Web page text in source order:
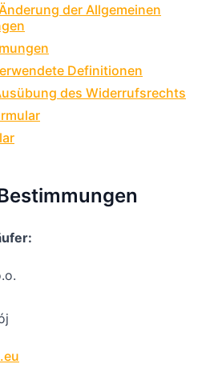
der Allgemeinen
Definitionen
des Widerrufsrechts